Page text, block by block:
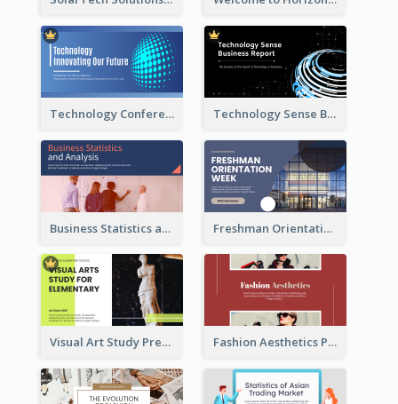
Technology Conference Presentation Technology Sense Business Report
Business Statistics and Analysis Presentation Freshman Orientation Week Presentation
Visual Art Study Presentation Fashion Aesthetics Presentation